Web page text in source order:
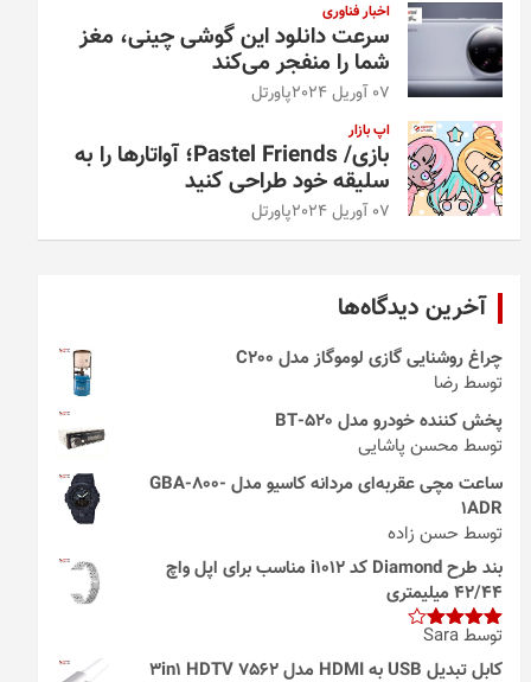
اخبار فناوری
سرعت دانلود این گوشی چینی، مغز
شما را منفجر می‌کند
07 آوریل 2024 پاورتل
اپ بازار
بازی/ Pastel Friends؛ آواتارها را به
سلیقه خود طراحی کنید
07 آوریل 2024 پاورتل
آخرین دیدگاه‌ها
چراغ روشنایی گازی لوموگاز مدل C200
توسط رضا
پخش کننده خودرو مدل 520-BT
توسط محسن پاشایی
ساعت مچی عقربه‌ای مردانه کاسیو مدل GBA-800-
1ADR
توسط حسن زاده
بند طرح Diamond کد i1012 مناسب برای اپل واچ
42/44 میلیمتری
امتیاز4
از 5
توسط Sara
کابل تبدیل USB به HDMI مدل 3in1 HDTV 7562